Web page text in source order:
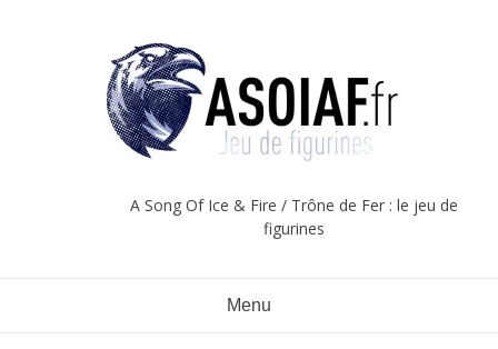
A Song Of Ice & Fire / Trône de Fer : le jeu de
figurines
Menu